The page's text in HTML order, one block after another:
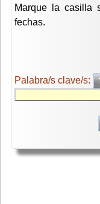
Marque la casilla
fechas.
Palabra/s clave/s: